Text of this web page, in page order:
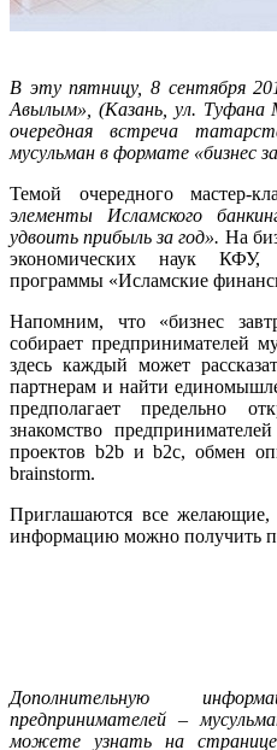
В эту пятницу, 8 сентября
Авылым», (Казань, ул. Туфана
очередная встреча
мусульман в формате «бизнес
Темой очередного мастер-
элементы Исламского
удвоить прибыль за год». На
экономических наук КФУ,
программы «Исламские
Напомним, что «бизнес
собирает предпринимателей
здесь каждый может
партнерам и найти
предполагает предельно
знакомство
проектов b2b и b2с, обмен
brainstorm.
Приглашаются все
информацию можно получить
Дополнительную
предпринимателей –
можете узнать на